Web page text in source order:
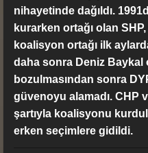
nihayetinde dağıldı.
kurarken ortağı olan
koalisyon ortağı ilk
daha sonra Deniz
bozulmasından sonra
güvenoyu alamadı. CHP
şartıyla koalisyonu
erken seçimlere gidildi.